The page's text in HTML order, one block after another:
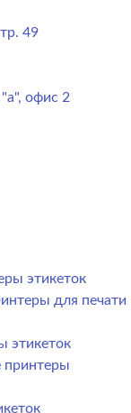
49
офис 2
этикеток
для печати
этикеток
принтеры